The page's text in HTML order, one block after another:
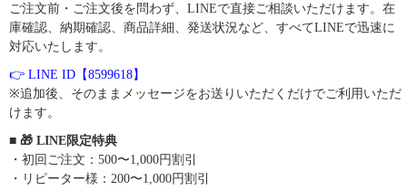
ご注文前・ご注文後を問わず、LINEで直接ご相談いただけます。在
庫確認、納期確認、商品詳細、発送状況など、すべてLINEで迅速に
対応いたします。
👉 LINE ID【8599618】
※追加後、そのままメッセージをお送りいただくだけでご利用いただ
けます。
■ 🎁 LINE限定特典
・初回ご注文：500〜1,000円割引
・リピーター様：200〜1,000円割引